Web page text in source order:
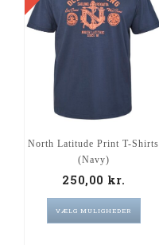
North Latitude Print T-Shirts
(Navy)
250,00 kr.
VÆLG MULIGHEDER